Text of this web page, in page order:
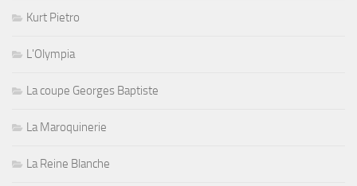
Kurt Pietro
L'Olympia
La coupe Georges Baptiste
La Maroquinerie
La Reine Blanche